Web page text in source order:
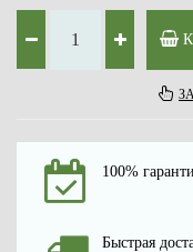
100%
Быстрая